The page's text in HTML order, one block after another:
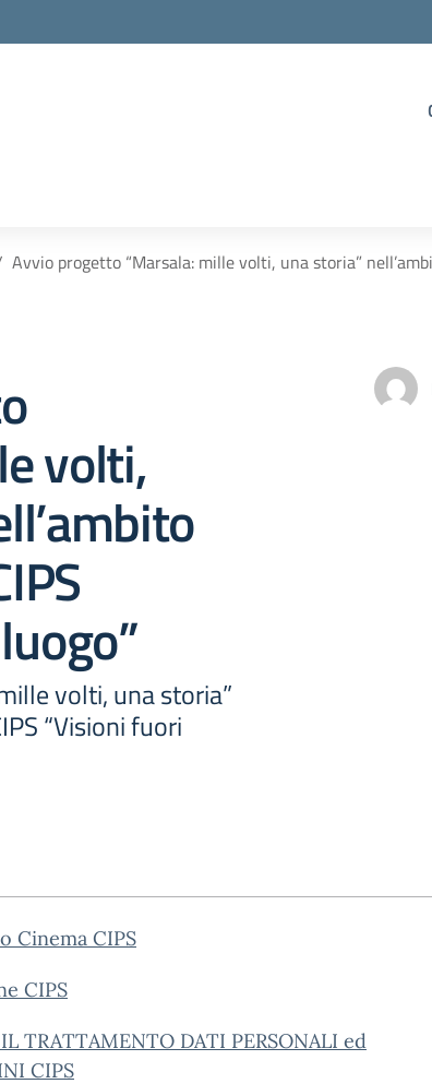
Avvio progetto “Marsala: mille volti, una storia”
volti,
volti, una storia”
“Visioni fuori
Cinema CIPS
CIPS
TRATTAMENTO DATI PERSONALI ed
CIPS